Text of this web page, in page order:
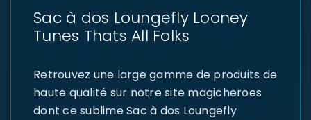
Sac à dos Loungefly Looney
Tunes Thats All Folks
Retrouvez une large gamme de produits de
haute qualité sur notre site magicheroes
dont ce sublime Sac à dos Loungefly